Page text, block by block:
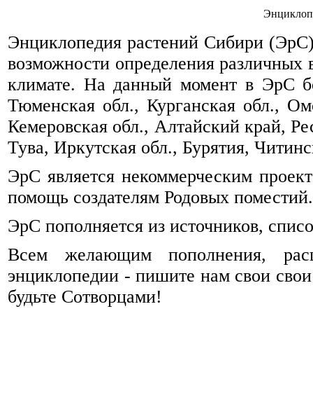
Энциклопедия растений Сибири (ЭрС)
возможности определения
климате. На данный момент в ЭрС
Тюменская обл., Курганская обл.,
Кемеровская обл., Алтайский край,
Тува, Иркутская обл., Бурятия,
ЭрС является некоммерческим
помощь создателям Родовых поместий.
ЭрС пополняется из источников,
Всем желающим пополнения,
энциклопедии - пишите нам свои
будьте Сотворцами!